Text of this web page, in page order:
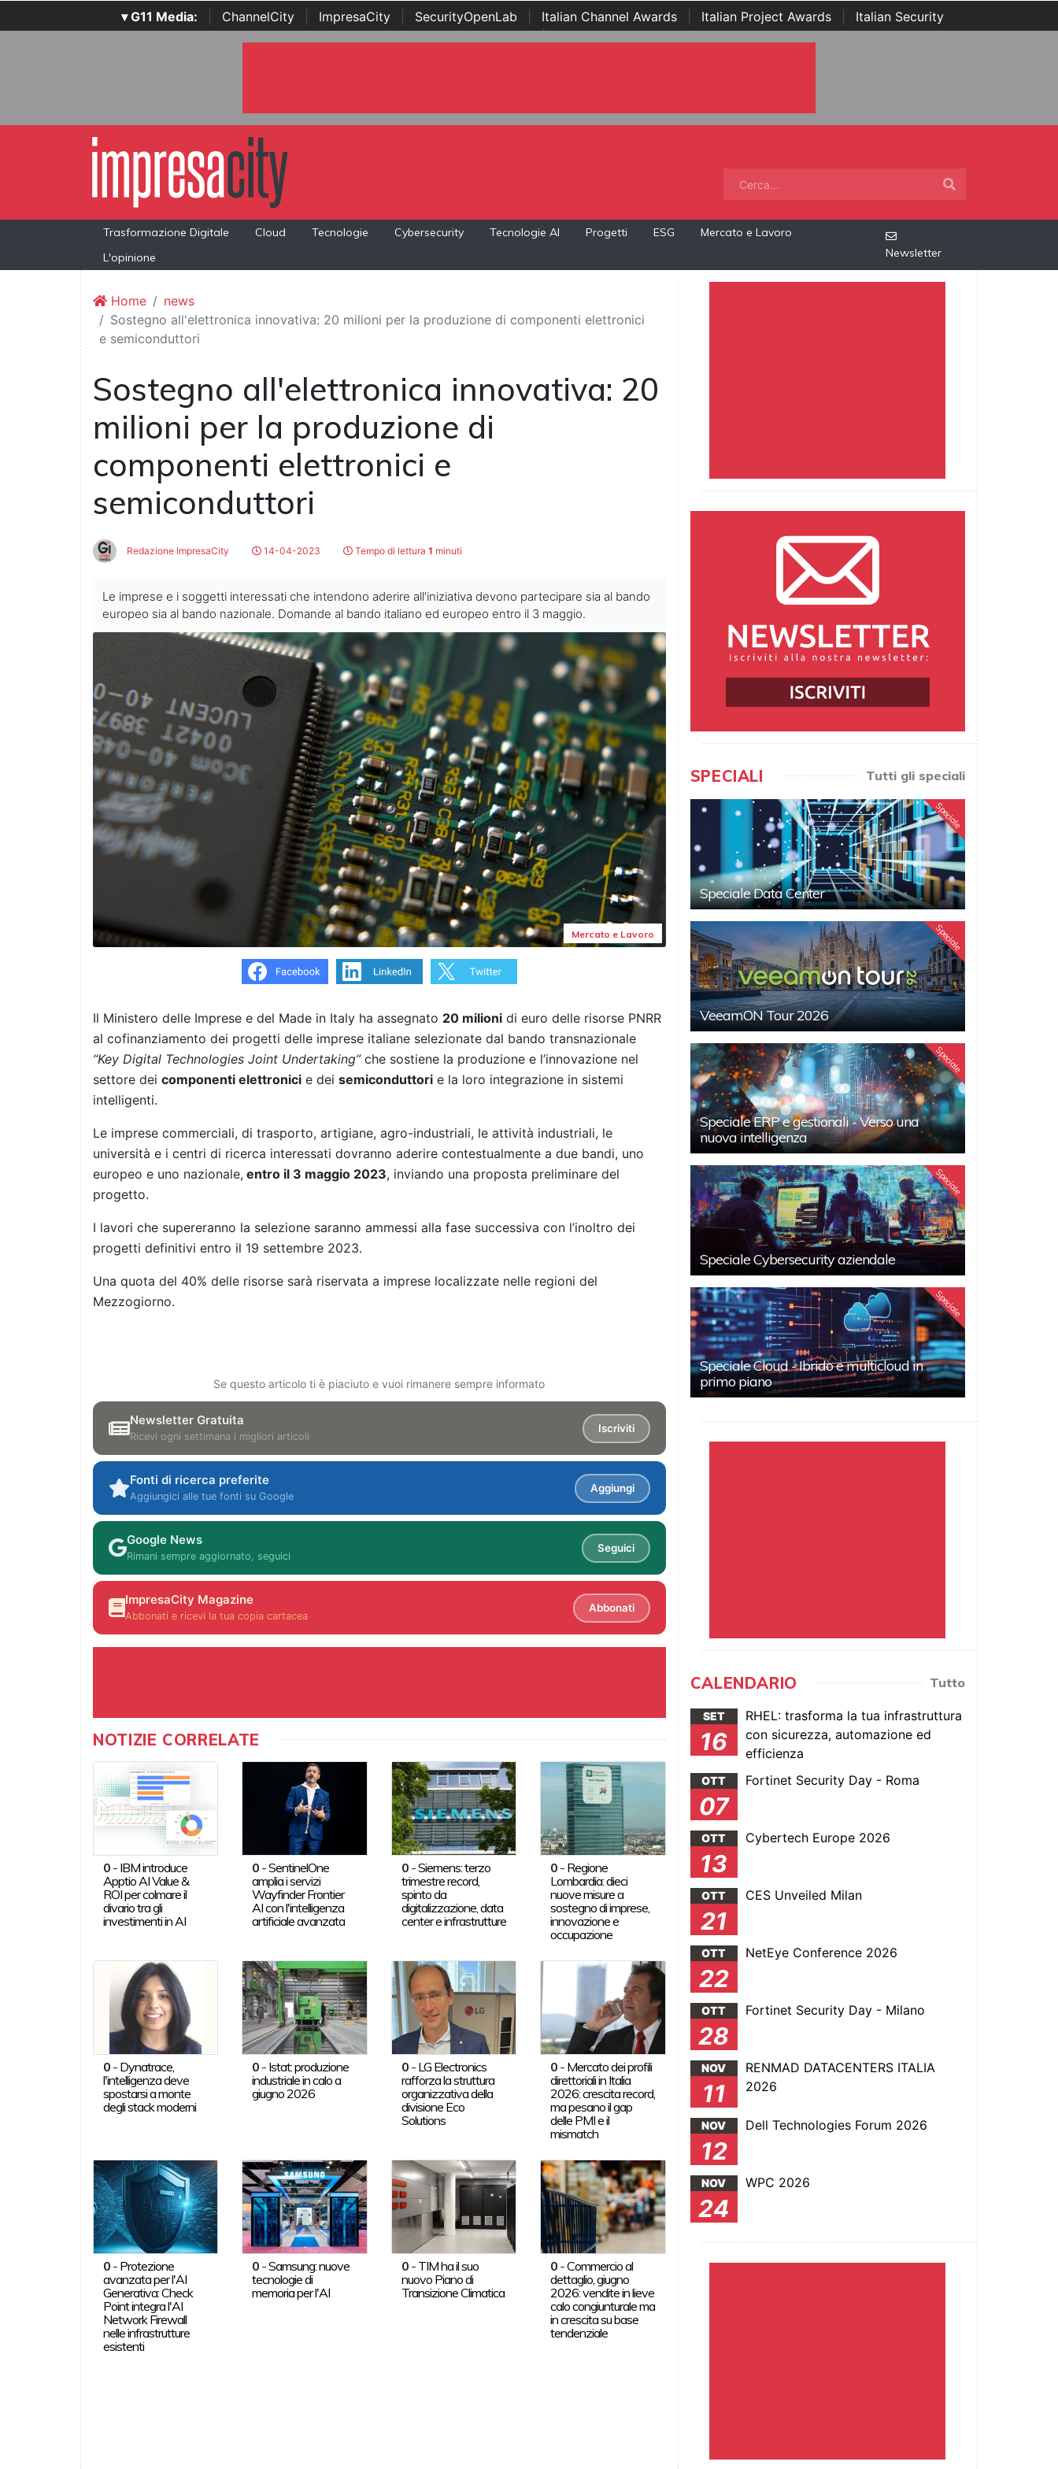
▾ G11 Media: ChannelCity ImpresaCity SecurityOpenLab Italian Channel Awards Italian Project Awards
Italian Security
Awards | ...
Trasformazione Digitale Cloud Tecnologie Cybersecurity Tecnologie AI Progetti ESG
Mercato e Lavoro
L'opinione
Newsletter
Home
news
Sostegno all'elettronica innovativa: 20 milioni per la produzione di componenti elettronici
e semiconduttori
Sostegno all'elettronica innovativa: 20
milioni per la produzione di
componenti elettronici e
semiconduttori
Redazione ImpresaCity 14-04-2023 Tempo di lettura 1 minuti
Le imprese e i soggetti interessati che intendono aderire all'iniziativa devono partecipare sia al bando
europeo sia al bando nazionale. Domande al bando italiano ed europeo entro il 3 maggio.
Mercato e Lavoro
Il Ministero delle Imprese e del Made in Italy ha assegnato 20 milioni di euro delle risorse PNRR
al cofinanziamento dei progetti delle imprese italiane selezionate dal bando transnazionale
“Key Digital Technologies Joint Undertaking” che sostiene la produzione e l’innovazione nel
settore dei componenti elettronici e dei semiconduttori e la loro integrazione in sistemi
intelligenti.
Le imprese commerciali, di trasporto, artigiane, agro-industriali, le attività industriali, le
università e i centri di ricerca interessati dovranno aderire contestualmente a due bandi, uno
europeo e uno nazionale, entro il 3 maggio 2023, inviando una proposta preliminare del
progetto.
I lavori che supereranno la selezione saranno ammessi alla fase successiva con l’inoltro dei
progetti definitivi entro il 19 settembre 2023.
Una quota del 40% delle risorse sarà riservata a imprese localizzate nelle regioni del
Mezzogiorno.
Se questo articolo ti è piaciuto e vuoi rimanere sempre informato
Newsletter Gratuita
Ricevi ogni settimana i migliori articoli
Iscriviti
Fonti di ricerca preferite
Aggiungici alle tue fonti su Google
Aggiungi
Google News
Rimani sempre aggiornato, seguici
Seguici
ImpresaCity Magazine
Abbonati e ricevi la tua copia cartacea
Abbonati
NOTIZIE CORRELATE
0- IBM introduce
Apptio AI Value &
ROI per colmare il
divario tra gli
investimenti in AI
0 -SentinelOne
amplia i servizi
Wayfinder Frontier
AI con l'intelligenza
artificiale avanzata
0-Siemens: terzo
trimestre record,
spinto da
digitalizzazione, data
center e infrastrutture
0 - Regione
Lombardia: dieci
nuove misure a
sostegno di imprese,
innovazione e
occupazione
0- Dynatrace,
l'intelligenza deve
spostarsi a monte
degli stack moderni
0 - Istat: produzione
industriale in calo a
giugno 2026
0- LG Electronics
rafforza la struttura
organizzativa della
divisione Eco
Solutions
0 - Mercato dei profili
direttoriali in Italia
2026: crescita record,
ma pesano il gap
delle PMI e il
mismatch
0- Protezione
avanzata per l'AI
Generativa: Check
Point integra l'AI
Network Firewall
nelle infrastrutture
esistenti
0 -Samsung: nuove
tecnologie di
memoria per l'AI
0- TIM ha il suo
nuovo Piano di
Transizione Climatica
0 -Commercio al
dettaglio, giugno
2026: vendite in lieve
calo congiunturale ma
in crescita su base
tendenziale
SPECIALI Tutti gli speciali
Speciale
Speciale Data Center
Speciale
VeeamON Tour 2026
Speciale
Speciale ERP e gestionali - Verso una
nuova intelligenza
Speciale
Speciale Cybersecurity aziendale
Speciale
Speciale Cloud - Ibrido e multicloud in
primo piano
CALENDARIO Tutto
SET
16
RHEL: trasforma la tua infrastruttura
con sicurezza, automazione ed
efficienza
OTT
07
Fortinet Security Day - Roma
OTT
13
Cybertech Europe 2026
OTT
21
CES Unveiled Milan
OTT
22
NetEye Conference 2026
OTT
28
Fortinet Security Day - Milano
NOV
11
RENMAD DATACENTERS ITALIA
2026
NOV
12
Dell Technologies Forum 2026
NOV
24
WPC 2026